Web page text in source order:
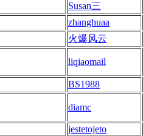
Susan三
zhanghuaa
火爆风云
liqiaomail
BS1988
diamc
jestetojeto